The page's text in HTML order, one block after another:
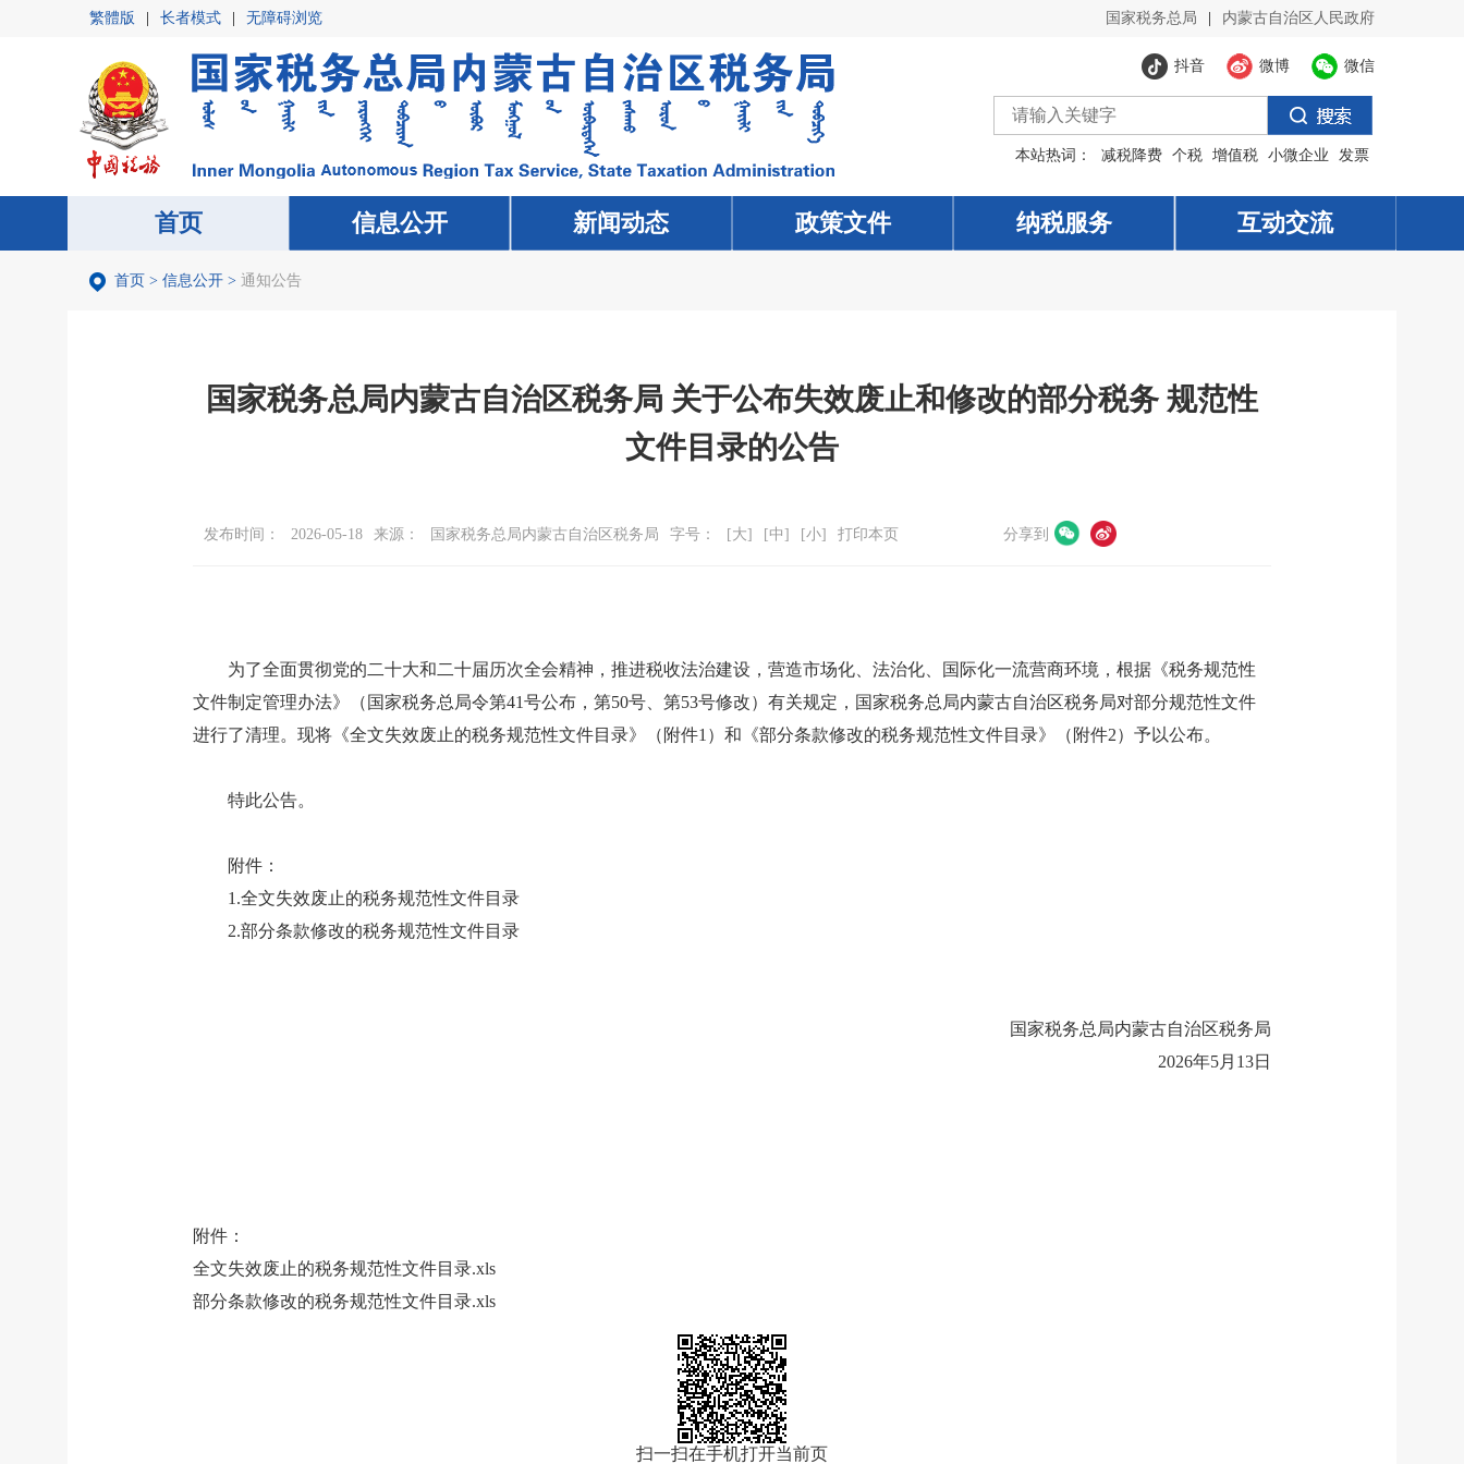
繁體版 长者模式 无障碍浏览 国家税务总局 内蒙古自治区人民政府
微信
微博
抖音
本站热词： 减税降费 个税 增值税 小微企业 发票
首页 信息公开 新闻动态 政策文件 纳税服务 互动交流
首页 信息公开 新闻动态 政策文件 纳税服务 互动交流
首页 > 信息公开 > 通知公告
国家税务总局内蒙古自治区税务局 关于公布失效废止和修改的部分税务 规范性
文件目录的公告
发布时间： 2026-05-18 来源： 国家税务总局内蒙古自治区税务局 字号： [大] [中] [小] 打印本页 分享到
为了全面贯彻党的二十大和二十届历次全会精神，推进税收法治建设，营造市场化、法治化、国际化一流营商环境，根据《税务规范性
文件制定管理办法》（国家税务总局令第41号公布，第50号、第53号修改）有关规定，国家税务总局内蒙古自治区税务局对部分规范性文件
进行了清理。现将《全文失效废止的税务规范性文件目录》（附件1）和《部分条款修改的税务规范性文件目录》（附件2）予以公布。
特此公告。
附件：
1.全文失效废止的税务规范性文件目录
2.部分条款修改的税务规范性文件目录
国家税务总局内蒙古自治区税务局
2026年5月13日
附件：
全文失效废止的税务规范性文件目录.xls
部分条款修改的税务规范性文件目录.xls
扫一扫在手机打开当前页